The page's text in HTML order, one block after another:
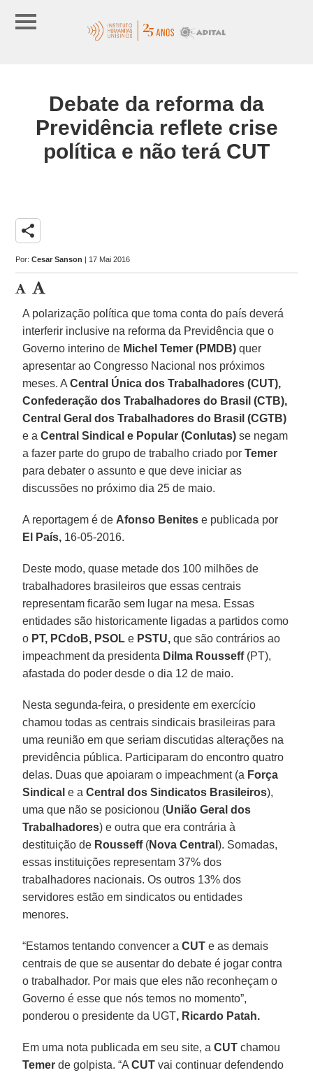
Debate da reforma da
Previdência reflete crise
política e não terá CUT
share
Por:Cesar Sanson | 17 Mai 2016
A polarização política que toma conta do país deverá
interferir inclusive na reforma da Previdência que o
Governo interino de Michel Temer (PMDB) quer
apresentar ao Congresso Nacional nos próximos
meses. ACentral Única dos Trabalhadores (CUT),
Confederação dos Trabalhadores do Brasil (CTB),
Central Geral dos Trabalhadores do Brasil (CGTB)
e aCentral Sindical e Popular (Conlutas) se negam
a fazer parte do grupo de trabalho criado porTemer
para debater o assunto e que deve iniciar as
discussões no próximo dia 25 de maio.
A reportagem é de Afonso Benites e publicada por
El País, 16-05-2016.
Deste modo, quase metade dos 100 milhões de
trabalhadores brasileiros que essas centrais
representam ficarão sem lugar na mesa. Essas
entidades são historicamente ligadas a partidos como
o PT, PCdoB, PSOL e PSTU, que são contrários ao
impeachment da presidenta Dilma Rousseff(PT),
afastada do poder desde o dia 12 de maio.
Nesta segunda-feira, o presidente em exercício
chamou todas as centrais sindicais brasileiras para
uma reunião em que seriam discutidas alterações na
previdência pública. Participaram do encontro quatro
delas. Duas que apoiaram o impeachment (a Força
Sindical e aCentral dos Sindicatos Brasileiros),
uma que não se posicionou (União Geral dos
Trabalhadores) e outra que era contrária à
destituição de Rousseff(Nova Central). Somadas,
essas instituições representam 37% dos
trabalhadores nacionais. Os outros 13% dos
servidores estão em sindicatos ou entidades
menores.
“Estamos tentando convencer aCUT e as demais
centrais de que se ausentar do debate é jogar contra
o trabalhador. Por mais que eles não reconheçam o
Governo é esse que nós temos no momento”,
ponderou o presidente da UGT, Ricardo Patah.
Em uma nota publicada em seu site, aCUT chamou
Temer de golpista. “ACUT vai continuar defendendo